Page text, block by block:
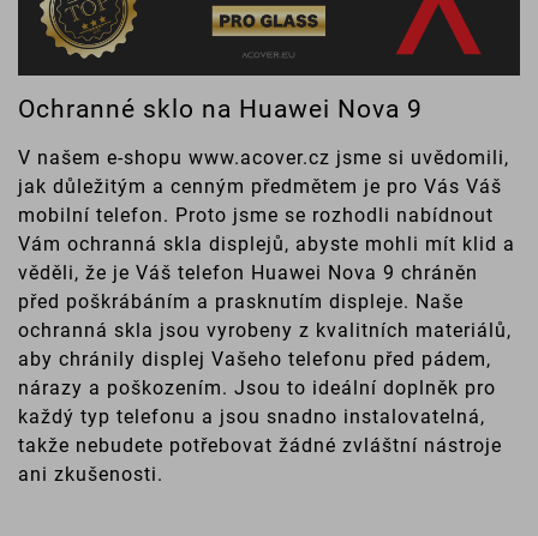
Ochranné sklo na Huawei Nova 9
V našem e-shopu www.acover.cz jsme si uvědomili,
jak důležitým a cenným předmětem je pro Vás Váš
mobilní telefon. Proto jsme se rozhodli nabídnout
Vám ochranná skla displejů, abyste mohli mít klid a
věděli, že je Váš telefon Huawei Nova 9 chráněn
před poškrábáním a prasknutím displeje. Naše
ochranná skla jsou vyrobeny z kvalitních materiálů,
aby chránily displej Vašeho telefonu před pádem,
nárazy a poškozením. Jsou to ideální doplněk pro
každý typ telefonu a jsou snadno instalovatelná,
takže nebudete potřebovat žádné zvláštní nástroje
ani zkušenosti.